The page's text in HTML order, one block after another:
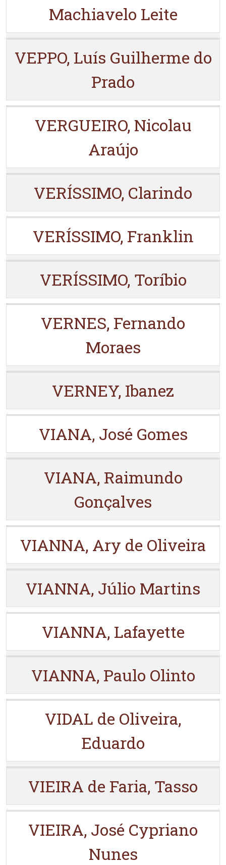
Machiavelo Leite
VEPPO, Luís Guilherme do
Prado
VERGUEIRO, Nicolau
Araújo
VERÍSSIMO, Clarindo
VERÍSSIMO, Franklin
VERÍSSIMO, Toríbio
VERNES, Fernando
Moraes
VERNEY, Ibanez
VIANA, José Gomes
VIANA, Raimundo
Gonçalves
VIANNA, Ary de Oliveira
VIANNA, Júlio Martins
VIANNA, Lafayette
VIANNA, Paulo Olinto
VIDAL de Oliveira,
Eduardo
VIEIRA de Faria, Tasso
VIEIRA, José Cypriano
Nunes